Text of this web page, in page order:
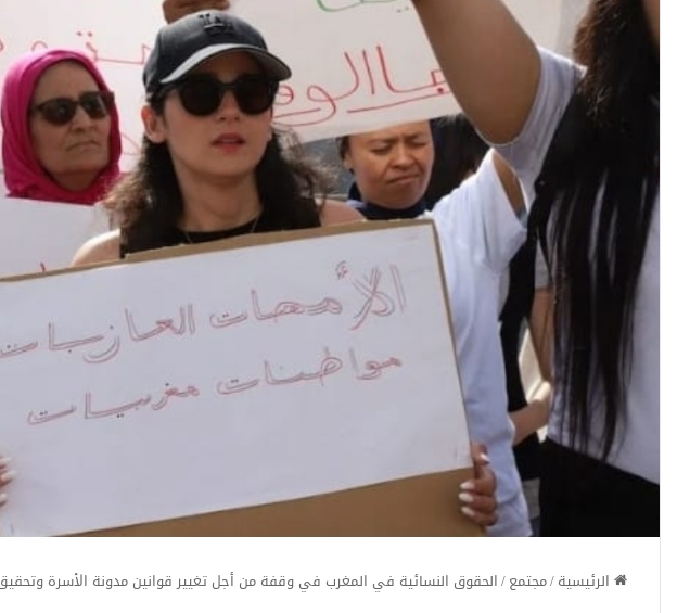
الرئيسية/مجتمع/الحقوق النسائية في المغرب في وقفة من أجل تغيير قوانين مدونة الأسرة